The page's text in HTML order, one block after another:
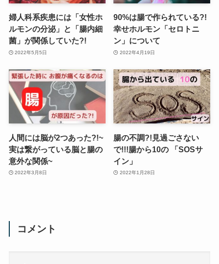
婦人科系疾患には「女性ホ
ルモンの分泌」と「腸内細
菌」が関係していた?!
2022年5月5日
90%は腸で作られている?!
幸せホルモン「セロトニ
ン」について
2022年4月19日
人間には脳が2つあった?!~
実は繋がっている脳と腸の
意外な関係~
2022年3月8日
腸の不調?!見過ごさない
で!!!腸から10の 「SOSサ
イン」
2022年1月28日
コメント